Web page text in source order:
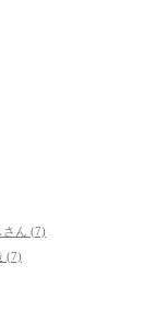
さん (7)
(7)